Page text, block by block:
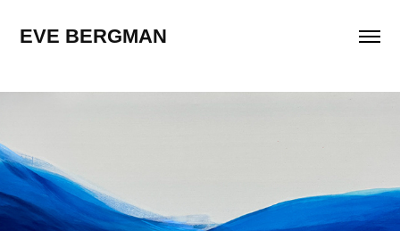
EVE BERGMAN